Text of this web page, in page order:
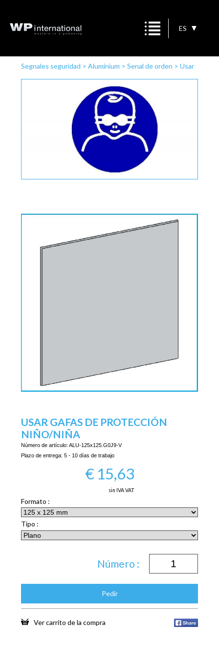
ES
Segnales seguridad > Aluminium > Senal de orden > Usar
gafas de protección niño/niña
USAR GAFAS DE PROTECCIÓN
NIÑO/NIÑA
Número de artículo: ALU-125x125.G0J9-V
Plazo de entrega: 5 - 10 días de trabajo
€ 15,63
sin IVA VAT
Formato :
Tipo :
Número :
Pedir
Ver carrito de la compra